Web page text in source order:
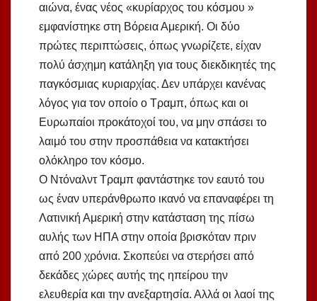
αιώνα, ένας νέος «κυρίαρχος του κόσμου »
εμφανίστηκε στη Βόρεια Αμερική. Οι δύο
πρώτες περιπτώσεις, όπως γνωρίζετε, είχαν
πολύ άσχημη κατάληξη για τους διεκδικητές της
παγκόσμιας κυριαρχίας. Δεν υπάρχει κανένας
λόγος για τον οποίο ο Τραμπ, όπως και οι
Ευρωπαίοι προκάτοχοί του, να μην σπάσει το
λαιμό του στην προσπάθεια να κατακτήσει
ολόκληρο τον κόσμο.
Ο Ντόναλντ Τραμπ φαντάστηκε τον εαυτό του
ως έναν υπεράνθρωπο ικανό να επαναφέρει τη
Λατινική Αμερική στην κατάσταση της πίσω
αυλής των ΗΠΑ στην οποία βρισκόταν πριν
από 200 χρόνια. Σκοπεύει να στερήσει από
δεκάδες χώρες αυτής της ηπείρου την
ελευθερία και την ανεξαρτησία. Αλλά οι λαοί της